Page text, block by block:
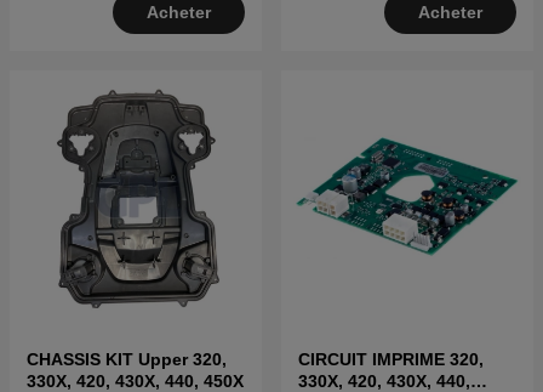
Acheter Acheter
CHASSIS KIT Upper 320,
330X, 420, 430X, 440, 450X
CIRCUIT IMPRIME 320,
330X, 420, 430X, 440,